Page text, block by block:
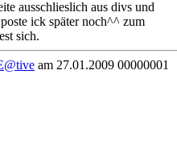
ausschlieslich aus divs und
ick später noch^^ zum
sich.
am 27.01.2009 00000001